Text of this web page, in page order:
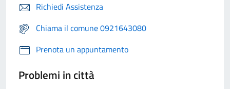
Richiedi Assistenza
Chiama il comune 0921643080
Prenota un appuntamento
Problemi in città